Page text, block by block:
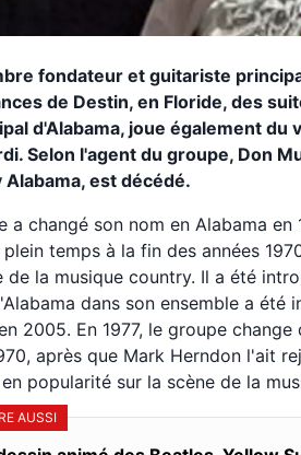
fondateur et guitariste
de Destin, en Floride, des
d'Alabama, joue également du
Selon l'agent du groupe, Don
est décédé.
a changé son nom en Alabama
temps à la fin des années
de la musique country. Il a été
dans son ensemble a été
2005. En 1977, le groupe
après que Mark Herndon l'ait
popularité sur la scène de la
AUSSI